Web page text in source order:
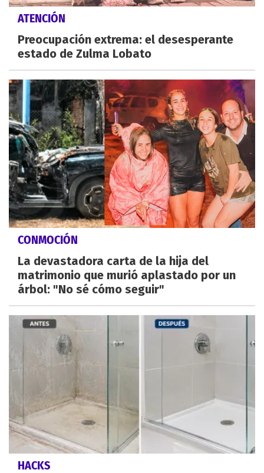
ATENCIÓN
Preocupación extrema: el desesperante
estado de Zulma Lobato
CONMOCIÓN
La devastadora carta de la hija del
matrimonio que murió aplastado por un
árbol: "No sé cómo seguir"
HACKS